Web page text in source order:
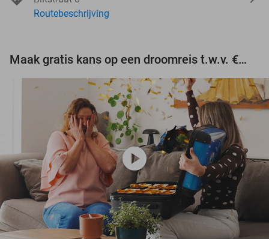
Routebeschrijving
Maak gratis kans op een droomreis t.w.v. €3.000!
play_circle